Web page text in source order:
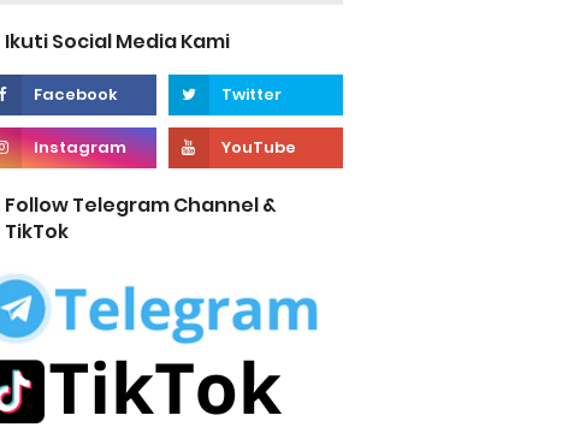
Ikuti Social Media Kami
Follow Telegram Channel &
TikTok